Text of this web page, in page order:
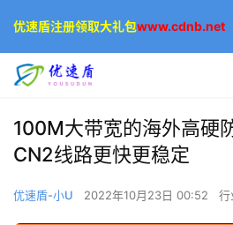
100M大带宽的海外高硬
CN2线路更快更稳定
优速盾-小U 2022年10月23日 00:52 行
优速盾注册领取大礼包www.cdnb.net